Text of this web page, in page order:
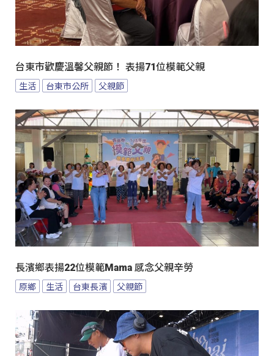
台東市歡慶溫馨父親節！ 表揚71位模範父親
生活 台東市公所 父親節
長濱鄉表揚22位模範Mama 感念父親辛勞
原鄉 生活 台東長濱 父親節